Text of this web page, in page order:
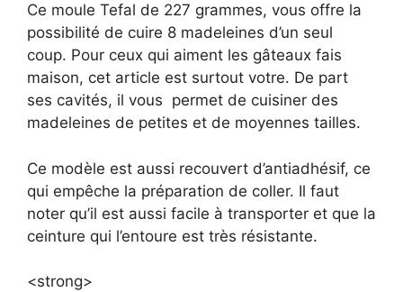
Ce moule Tefal de 227 grammes, vous offre la
possibilité de cuire 8 madeleines d’un seul
coup. Pour ceux qui aiment les gâteaux fais
maison, cet article est surtout votre. De part
ses cavités, il vous permet de cuisiner des
madeleines de petites et de moyennes tailles.
Ce modèle est aussi recouvert d’antiadhésif, ce
qui empêche la préparation de coller. Il faut
noter qu’il est aussi facile à transporter et que la
ceinture qui l’entoure est très résistante.
<strong>